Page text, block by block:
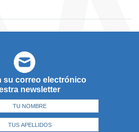
su correo electrónico
newsletter